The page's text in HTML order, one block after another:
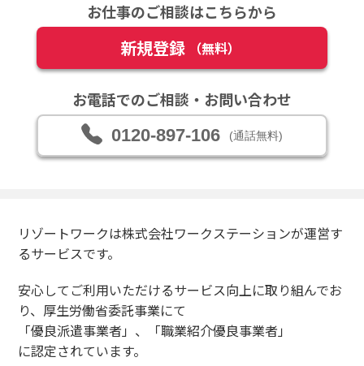
お仕事のご相談はこちらから
新規登録 （無料）
お電話でのご相談・お問い合わせ
0120-897-106 (通話無料)
リゾートワークは株式会社ワークステーションが運営す
るサービスです。
安心してご利用いただけるサービス向上に取り組んでお
り、厚生労働省委託事業にて
「優良派遣事業者」、「職業紹介優良事業者」
に認定されています。